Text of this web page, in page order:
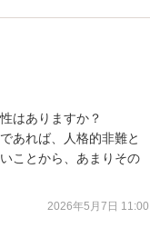
はありますか？
あれば、人格的非難と
ことから、あまりその
2026年5月7日 11:00